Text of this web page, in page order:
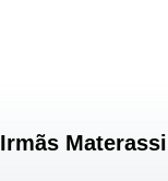
Irmãs Materassi